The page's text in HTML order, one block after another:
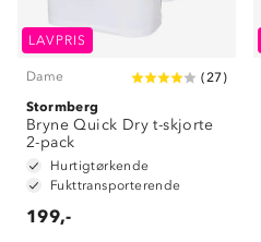
LAVPRIS
Dame (27)
Stormberg
Bryne Quick Dry t-skjorte
2-pack
Hurtigtørkende
Fukttransporterende
199,-